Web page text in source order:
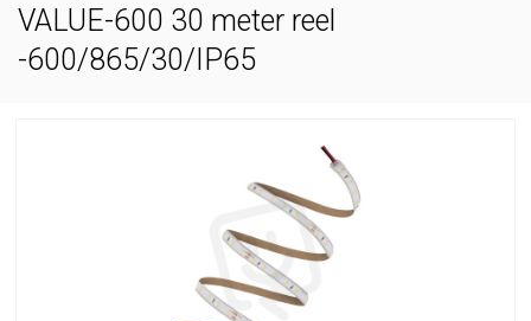
VALUE-600 30 meter reel
-600/865/30/IP65